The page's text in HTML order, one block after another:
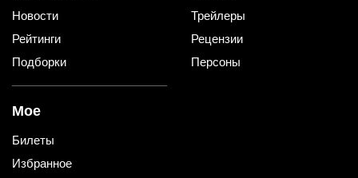
Новости
Рейтинги
Подборки
Трейлеры
Рецензии
Персоны
Мое
Билеты
Избранное